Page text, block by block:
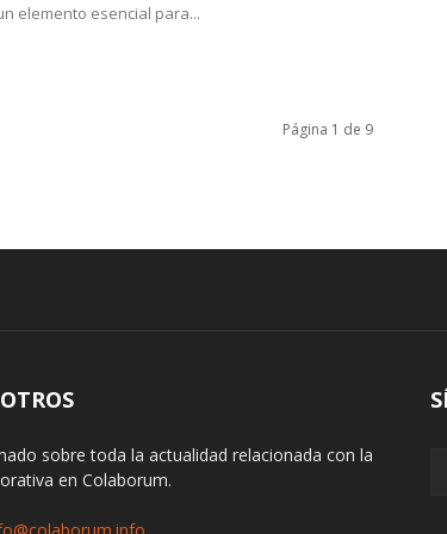
elemento esencial para...
Página 1 de 9
sobre toda la actualidad relacionada con la
en Colaborum.